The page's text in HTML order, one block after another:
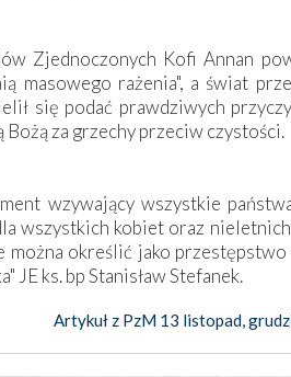
Zjednoczonych Kofi Annan
masowego rażenia", a świat
się podać prawdziwych
Bożą za grzechy przeciw czystości.
wzywający wszystkie
wszystkich kobiet oraz nieletnich
określić jako przestępstwo
JE ks. bp Stanisław Stefanek.
Artykuł z PzM 13 listopad,